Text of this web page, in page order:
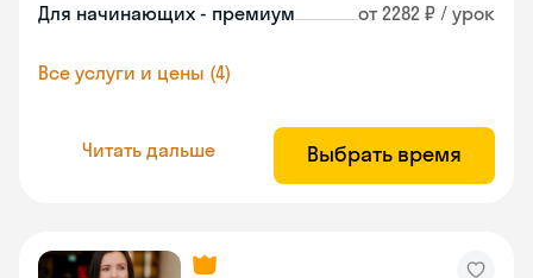
Для начинающих - премиум от 2282 ₽ / урок
Все услуги и цены (4)
Читать дальше Выбрать время